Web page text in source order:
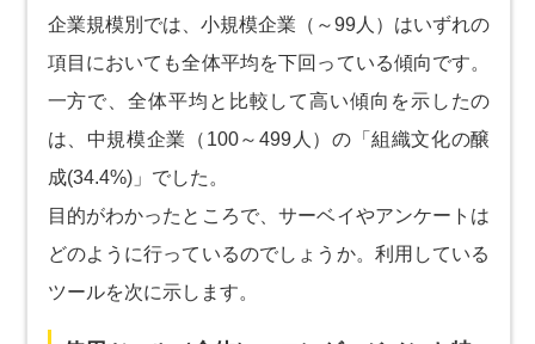
企業規模別では、小規模企業（～99人）はいずれの
項目においても全体平均を下回っている傾向です。
一方で、全体平均と比較して高い傾向を示したの
は、中規模企業（100～499人）の「組織文化の醸
成(34.4%)」でした。
目的がわかったところで、サーベイやアンケートは
どのように行っているのでしょうか。利用している
ツールを次に示します。